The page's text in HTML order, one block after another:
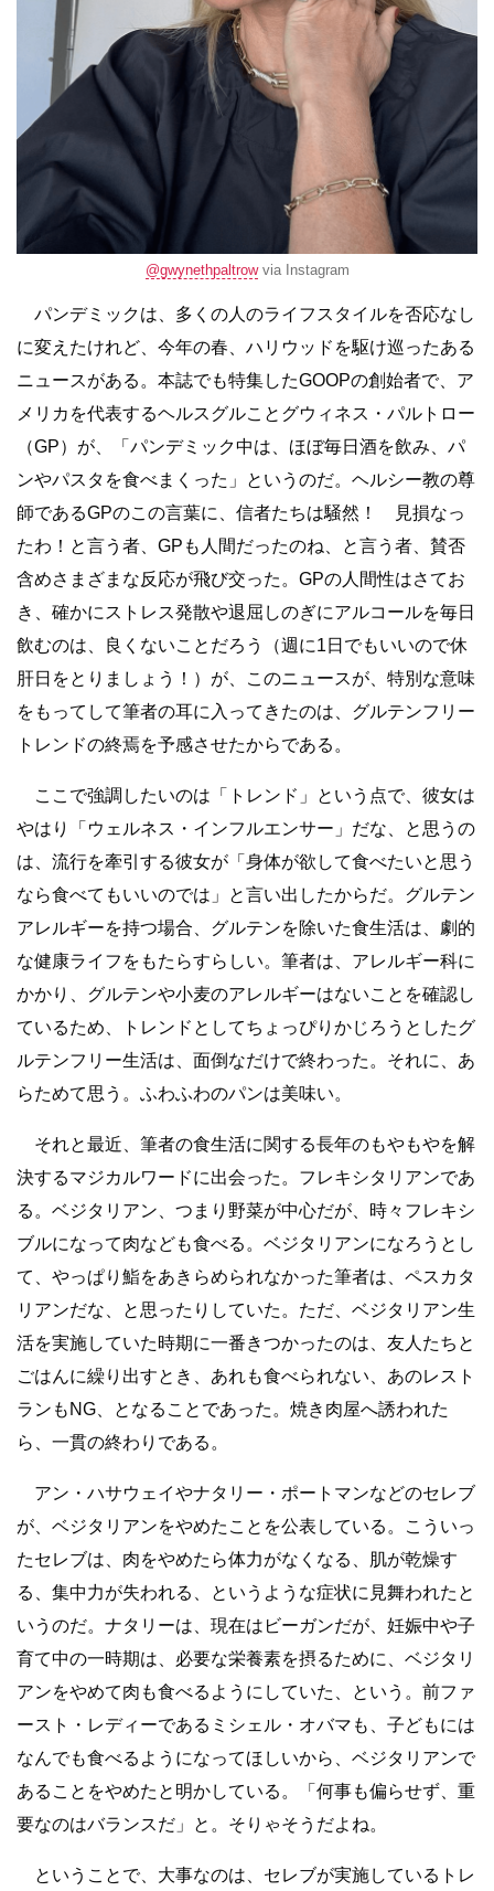
@gwynethpaltrowvia Instagram
パンデミックは、多くの人のライフスタイルを否応なし
に変えたけれど、今年の春、ハリウッドを駆け巡ったある
ニュースがある。本誌でも特集したGOOPの創始者で、ア
メリカを代表するヘルスグルことグウィネス・パルトロー
（GP）が、「パンデミック中は、ほぼ毎日酒を飲み、パ
ンやパスタを食べまくった」というのだ。ヘルシー教の尊
師であるGPのこの言葉に、信者たちは騒然！ 見損なっ
たわ！と言う者、GPも人間だったのね、と言う者、賛否
含めさまざまな反応が飛び交った。GPの人間性はさてお
き、確かにストレス発散や退屈しのぎにアルコールを毎日
飲むのは、良くないことだろう（週に1日でもいいので休
肝日をとりましょう！）が、このニュースが、特別な意味
をもってして筆者の耳に入ってきたのは、グルテンフリー
トレンドの終焉を予感させたからである。
ここで強調したいのは「トレンド」という点で、彼女は
やはり「ウェルネス・インフルエンサー」だな、と思うの
は、流行を牽引する彼女が「身体が欲して食べたいと思う
なら食べてもいいのでは」と言い出したからだ。グルテン
アレルギーを持つ場合、グルテンを除いた食生活は、劇的
な健康ライフをもたらすらしい。筆者は、アレルギー科に
かかり、グルテンや小麦のアレルギーはないことを確認し
ているため、トレンドとしてちょっぴりかじろうとしたグ
ルテンフリー生活は、面倒なだけで終わった。それに、あ
らためて思う。ふわふわのパンは美味い。
それと最近、筆者の食生活に関する長年のもやもやを解
決するマジカルワードに出会った。フレキシタリアンであ
る。ベジタリアン、つまり野菜が中心だが、時々フレキシ
ブルになって肉なども食べる。ベジタリアンになろうとし
て、やっぱり鮨をあきらめられなかった筆者は、ペスカタ
リアンだな、と思ったりしていた。ただ、ベジタリアン生
活を実施していた時期に一番きつかったのは、友人たちと
ごはんに繰り出すとき、あれも食べられない、あのレスト
ランもNG、となることであった。焼き肉屋へ誘われた
ら、一貫の終わりである。
アン・ハサウェイやナタリー・ポートマンなどのセレブ
が、ベジタリアンをやめたことを公表している。こういっ
たセレブは、肉をやめたら体力がなくなる、肌が乾燥す
る、集中力が失われる、というような症状に見舞われたと
いうのだ。ナタリーは、現在はビーガンだが、妊娠中や子
育て中の一時期は、必要な栄養素を摂るために、ベジタリ
アンをやめて肉も食べるようにしていた、という。前ファ
ースト・レディーであるミシェル・オバマも、子どもには
なんでも食べるようになってほしいから、ベジタリアンで
あることをやめたと明かしている。「何事も偏らせず、重
要なのはバランスだ」と。そりゃそうだよね。
ということで、大事なのは、セレブが実施しているトレ